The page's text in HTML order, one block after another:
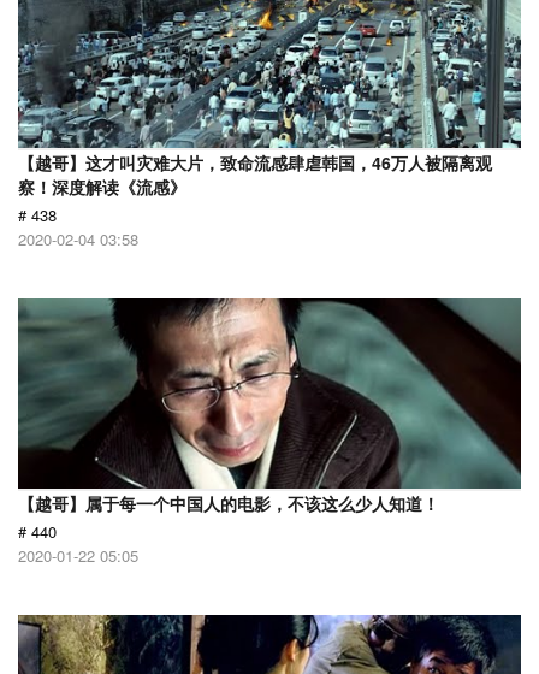
【越哥】这才叫灾难大片，致命流感肆虐韩国，46万人被隔离观
察！深度解读《流感》
# 438
2020-02-04 03:58
【越哥】属于每一个中国人的电影，不该这么少人知道！
# 440
2020-01-22 05:05